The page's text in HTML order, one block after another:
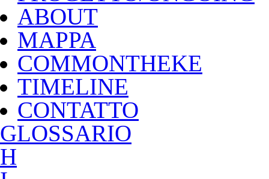
ABOUT
MAPPA
COMMONTHEKE
TIMELINE
CONTATTO
GLOSSARIO
H